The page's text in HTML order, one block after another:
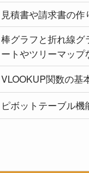
見積書や請求書の作
棒グラフと折れ線グ
ートやツリーマップ
VLOOKUP関数の基
ピボットテーブル